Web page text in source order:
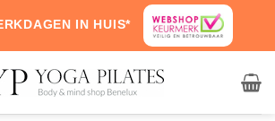
IN HUIS*